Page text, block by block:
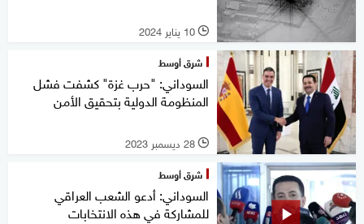
l 10 يناير 2024
شرق أوسط
السوداني: "حرب غزة" كشفت فشل
المنظومة الدولية بتحقيق الأمن
l 28 ديسمبر 2023
شرق أوسط
السوداني: أدعو الشعب العراقي
للمشاركة في هذه الانتخابات